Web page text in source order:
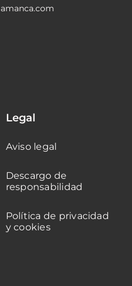
Legal
Aviso legal
Descargo de
responsabilidad
Política de privacidad
y cookies